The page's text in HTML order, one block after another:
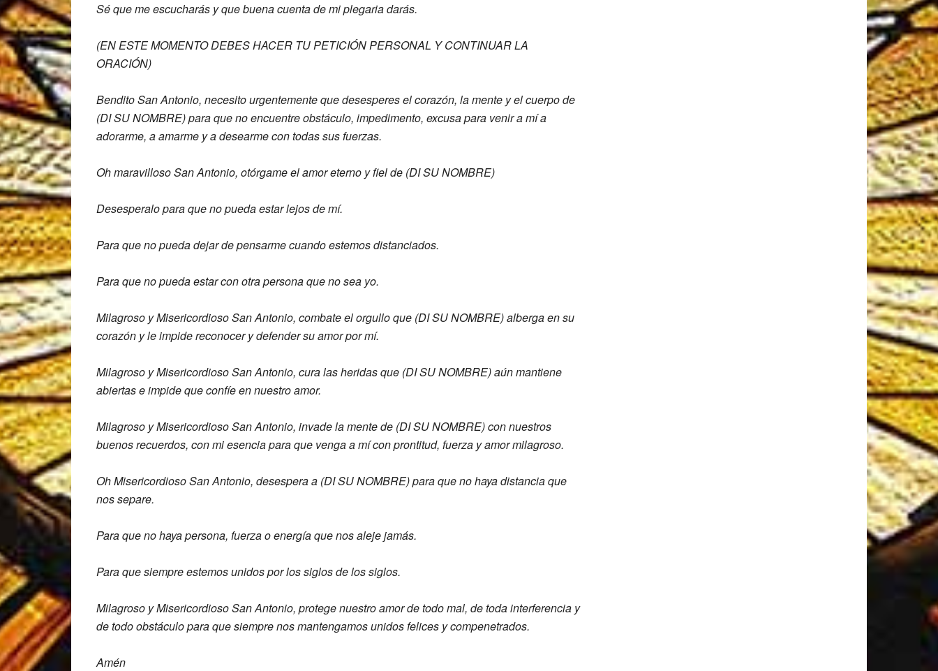
Sé que me escucharás y que buena cuentade mi plegaria darás.
(EN ESTE MOMENTO DEBES HACER TU PETICIÓN PERSONAL Y CONTINUAR LA
ORACIÓN)
Bendito San Antonio, necesitourgentemente que desesperes el corazón, la mente y el cuerpo de
(DI SU NOMBRE)para que no encuentre obstáculo, impedimento, excusa para venir a mí a
adorarme, a amarme y a desearme contodas sus fuerzas.
Oh maravilloso San Antonio, otórgame elamor eterno y fiel de (DI SU NOMBRE)
Desesperalo para que no pueda estarlejos de mí.
Para que no pueda dejar depensarme cuando estemos distanciados.
Para que no pueda estar con otra personaque no sea yo.
Milagroso y Misericordioso San Antonio, combate el orgullo que (DI SU NOMBRE)alberga en su
corazón y le impidereconocer y defender su amor por mí.
Milagroso y Misericordioso San Antonio, cura las heridas que (DI SU NOMBRE) aúnmantiene
abiertas e impide que confíe ennuestro amor.
Milagroso y Misericordioso San Antonio, invade la mente de (DI SU NOMBRE) connuestros
buenos recuerdos, con mi esenciapara que venga a mí con prontitud, fuerza y amor milagroso.
Oh Misericordioso San Antonio, desespera a (DI SU NOMBRE) paraque no haya distancia que
nos separe.
Para que no haya persona, fuerza oenergía que nos aleje jamás.
Para quesiempre estemos unidos por los siglos delos siglos.
Milagroso y MisericordiosoSan Antonio, protege nuestro amor de todomal, de toda interferencia y
de todoobstáculo para que siempre nos mantengamos unidos felices y compenetrados.
Amén